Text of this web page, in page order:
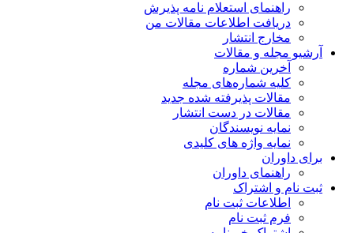
راهنمای استعلام نامه پذیرش
دریافت اطلاعات مقالات من
مخارج انتشار
آرشیو مجله و مقالات
آخرین شماره
کلیه شماره‌های مجله
مقالات پذیرفته شده جدید
مقالات در دست انتشار
نمایه نویسندگان
نمایه واژه های کلیدی
برای داوران
راهنمای داوران
ثبت نام و اشتراک
اطلاعات ثبت نام
فرم ثبت نام